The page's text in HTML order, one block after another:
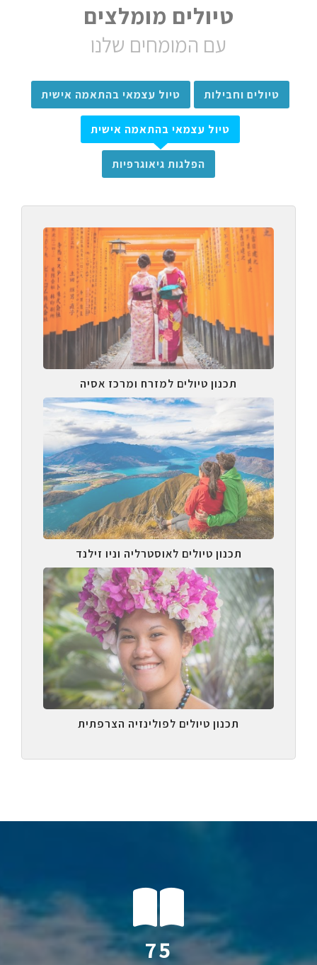
טיולים מומלצים
עם המומחים שלנו
טיולים וחבילות טיול עצמאי בהתאמה אישית
טיול עצמאי בהתאמה אישית
הפלגות גיאוגרפיות
תכנון טיולים למזרח ומרכז אסיה
תכנון טיולים לאוסטרליה וניו זילנד
תכנון טיולים לפולינזיה הצרפתית
114